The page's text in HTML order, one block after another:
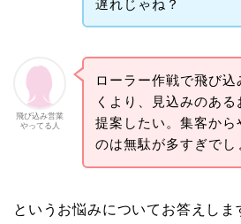
遅れじゃね？
飛び込み営業
やってる人
ローラー作戦で飛び
くより、見込みのあ
提案したい。集客から
のは無駄が多すぎでし
というお悩みについてお答えしま